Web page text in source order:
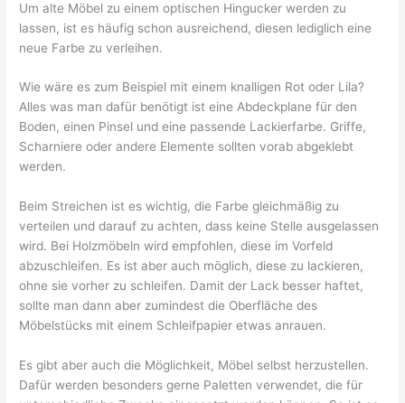
Um alte Möbel zu einem optischen Hingucker werden zu
lassen, ist es häufig schon ausreichend, diesen lediglich eine
neue Farbe zu verleihen.
Wie wäre es zum Beispiel mit einem knalligen Rot oder Lila?
Alles was man dafür benötigt ist eine Abdeckplane für den
Boden, einen Pinsel und eine passende Lackierfarbe. Griffe,
Scharniere oder andere Elemente sollten vorab abgeklebt
werden.
Beim Streichen ist es wichtig, die Farbe gleichmäßig zu
verteilen und darauf zu achten, dass keine Stelle ausgelassen
wird. Bei Holzmöbeln wird empfohlen, diese im Vorfeld
abzuschleifen. Es ist aber auch möglich, diese zu lackieren,
ohne sie vorher zu schleifen. Damit der Lack besser haftet,
sollte man dann aber zumindest die Oberfläche des
Möbelstücks mit einem Schleifpapier etwas anrauen.
Es gibt aber auch die Möglichkeit, Möbel selbst herzustellen.
Dafür werden besonders gerne Paletten verwendet, die für